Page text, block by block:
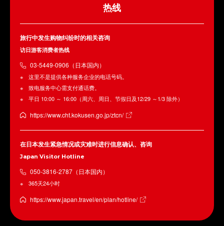
热线
旅行中发生购物纠纷时的相关咨询
访日游客消费者热线
03-5449-0906（日本国内）
这里不是提供各种服务企业的电话号码。
致电服务中心需支付通话费。
平日 10:00 ～ 16:00（周六、周日、节假日及12/29 ～1/3 除外）
https://www.cht.kokusen.go.jp/ztcn/
在日本发生紧急情况或灾难时进行信息确认、咨询
Japan Visitor Hotline
050-3816-2787（日本国内）
365天24小时
https://www.japan.travel/en/plan/hotline/